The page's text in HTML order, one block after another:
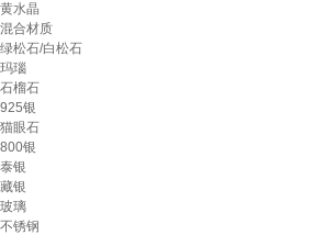
黄水晶
混合材质
绿松石/白松石
玛瑙
石榴石
925银
猫眼石
800银
泰银
藏银
玻璃
不锈钢